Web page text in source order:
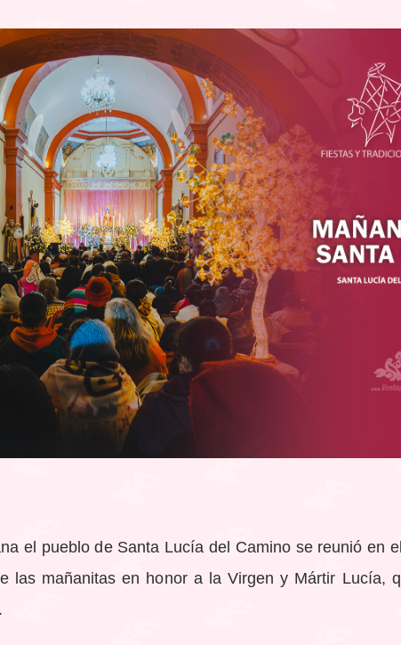
el pueblo de Santa Lucía del Camino se reunió en
las mañanitas en honor a la Virgen y Mártir Lucía,